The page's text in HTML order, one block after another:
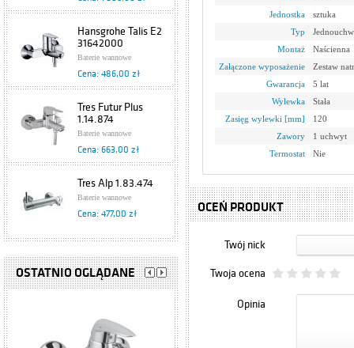
Hansgrohe Talis E2
31642000
Baterie wannowe
Cena: 486,00 zł
Tres Futur Plus
1.14.874
Baterie wannowe
Cena: 663,00 zł
Tres Alp 1.83.474
Baterie wannowe
Cena: 477,00 zł
Hansgrohe Metris S
31460000
Baterie wannowe
Hansgrohe
OSTATNIO OGLĄDANE
Jednostka
sztuka
Typ
Montaż
Naścienna
Załączone wyposażenie
Zestaw
Gwarancja
5 lat
Wylewka
Stała
Zasięg wylewki [mm]
120
Zawory
1 uchwyt
Termostat
Nie
OCEŃ PRODUKT
Twój nick
Twoja ocena
Opinia